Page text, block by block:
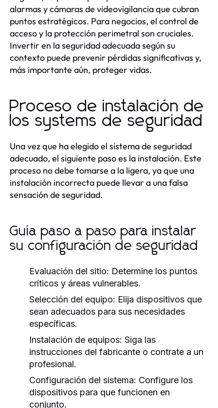
alarmas y cámaras de videovigilancia que cubran
puntos estratégicos. Para negocios, el control de
acceso y la protección perimetral son cruciales.
Invertir en la seguridad adecuada según su
contexto puede prevenir pérdidas significativas y,
más importante aún, proteger vidas.
Proceso de instalación de
los systems de seguridad
Una vez que ha elegido el sistema de seguridad
adecuado, el siguiente paso es la instalación. Este
proceso no debe tomarse a la ligera, ya que una
instalación incorrecta puede llevar a una falsa
sensación de seguridad.
Guía paso a paso para instalar
su configuración de seguridad
Evaluación del sitio: Determine los puntos
críticos y áreas vulnerables.
Selección del equipo: Elija dispositivos que
sean adecuados para sus necesidades
específicas.
Instalación de equipos: Siga las
instrucciones del fabricante o contrate a un
profesional.
Configuración del sistema: Configure los
dispositivos para que funcionen en
conjunto.